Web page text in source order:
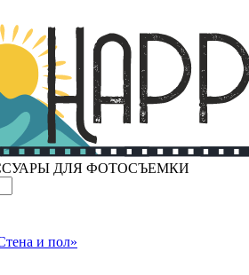
ДЛЯ ФОТОСЪЕМКИ
и пол»